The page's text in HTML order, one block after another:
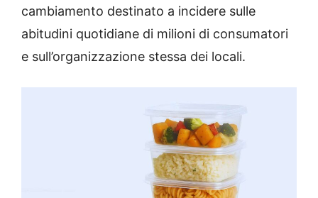
cambiamento destinato a incidere sulle
abitudini quotidiane di milioni di consumatori
e sull’organizzazione stessa dei locali.